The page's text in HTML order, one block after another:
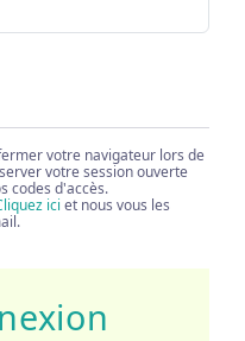
votre navigateur lors de
votre session ouverte
codes d'accès.
ici et nous vous les